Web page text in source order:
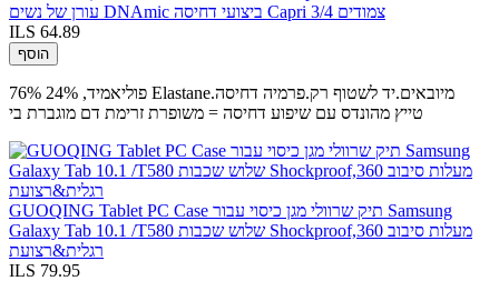
עורן של נשים DNAmic ביצועי דחיסה Capri 3/4 צמודים
ILS 64.89
הוסף
76% פוליאמיד, 24% Elastane.מיובאים.יד לשטוף רק.פרמיה דחיסה
טייץ מהונדס עם שיפוע דחיסה = משופרת זרימת דם מוגברת בי
GUOQING Tablet PC Case תיק שרוולי מגן כיסוי עבור Samsung
Galaxy Tab 10.1 /T580 שלוש שכבות Shockproof,360 מעלות סיבוב
רגלית&רצועת
ILS 79.95